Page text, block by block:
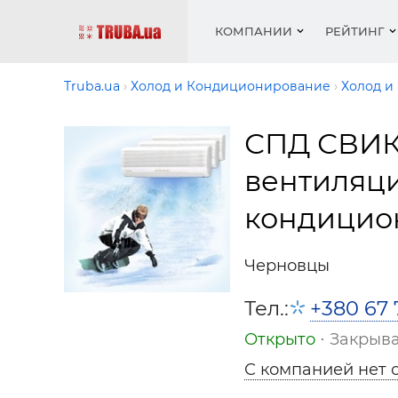
КОМПАНИИ
Котлы
РЕЙТИНГ
Работа
Холод,
Работа
Котлы
Акции
Фото
Truba.ua Холод и Кондиционирование Холод
СПД СВИК
Черновцы
Тел.: +380 67
Открыто ⋅
С компанией нет